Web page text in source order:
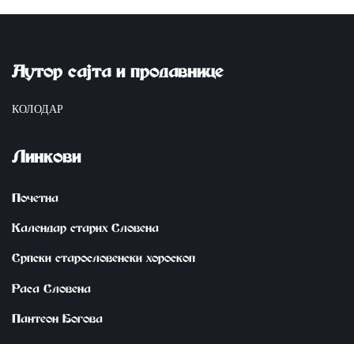
Аутор сајта и продавнице
КОЛОДАР
Линкови
Почетна
Календар старих Словена
Српски старословенски хороскоп
Раса Словена
Пантеон Богова